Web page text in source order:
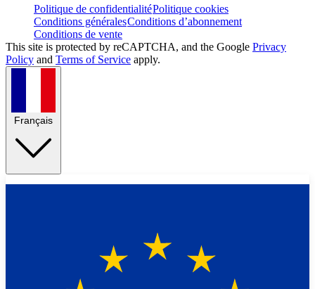
Politique de confidentialitéPolitique cookies
Conditions généralesConditions d’abonnement
Conditions de vente
This site is protected by reCAPTCHA, and the Google Privacy
Policy and Terms of Service apply.
Français